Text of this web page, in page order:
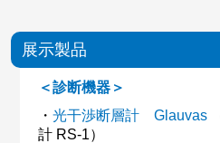
展示製品
＜診断機器＞
・光干渉断層計 Glauvas
計 RS-1）